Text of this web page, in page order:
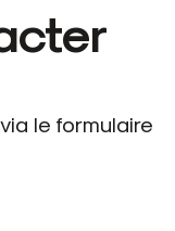
le formulaire